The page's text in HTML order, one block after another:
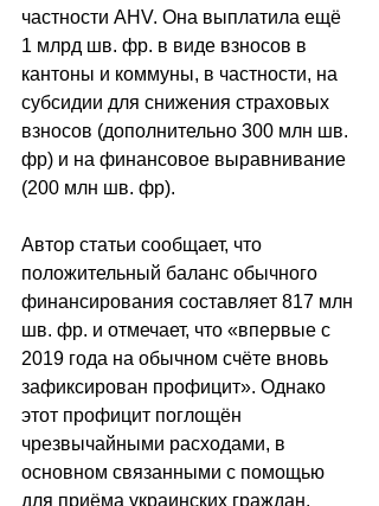
частности AHV. Она выплатила ещё
1 млрд шв. фр. в виде взносов в
кантоны и коммуны, в частности, на
субсидии для снижения страховых
взносов (дополнительно 300 млн шв.
фр) и на финансовое выравнивание
(200 млн шв. фр).
Автор статьи сообщает, что
положительный баланс обычного
финансирования составляет 817 млн
шв. фр. и отмечает, что «впервые с
2019 года на обычном счёте вновь
зафиксирован профицит». Однако
этот профицит поглощён
чрезвычайными расходами, в
основном связанными с помощью
для приёма украинских граждан,